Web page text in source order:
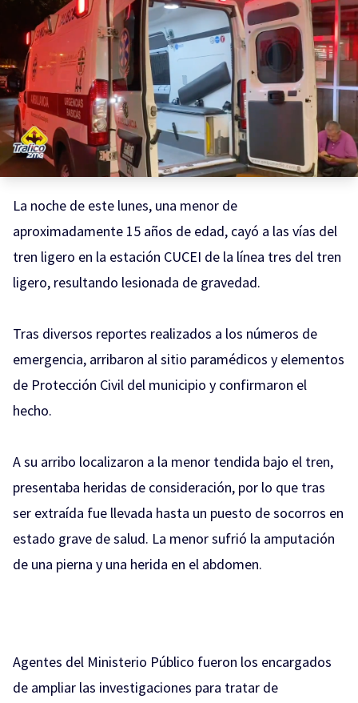
La noche de este lunes, una menor de
aproximadamente 15 años de edad, cayó a las vías del
tren ligero en la estación CUCEI de la línea tres del tren
ligero, resultando lesionada de gravedad.
Tras diversos reportes realizados a los números de
emergencia, arribaron al sitio paramédicos y elementos
de Protección Civil del municipio y confirmaron el
hecho.
A su arribo localizaron a la menor tendida bajo el tren,
presentaba heridas de consideración, por lo que tras
ser extraída fue llevada hasta un puesto de socorros en
estado grave de salud. La menor sufrió la amputación
de una pierna y una herida en el abdomen.
Agentes del Ministerio Público fueron los encargados
de ampliar las investigaciones para tratar de